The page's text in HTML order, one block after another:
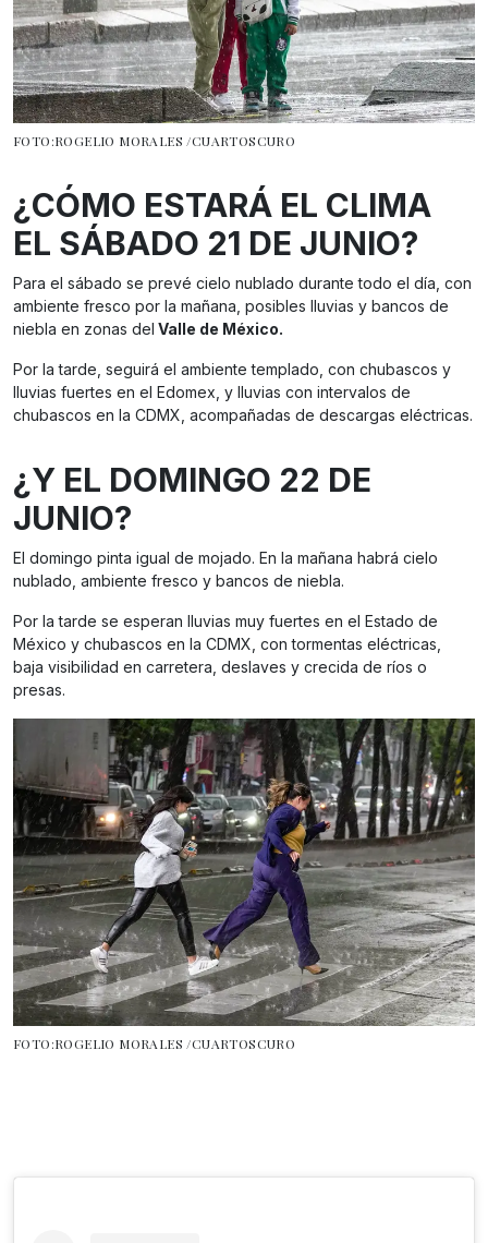
FOTO:ROGELIO MORALES /CUARTOSCURO
¿CÓMO ESTARÁ EL CLIMA
EL SÁBADO 21 DE JUNIO?
Para el sábado se prevé cielo nublado durante todo el día, con
ambiente fresco por la mañana, posibles lluvias y bancos de
niebla en zonas del Valle de México.
Por la tarde, seguirá el ambiente templado, con chubascos y
lluvias fuertes en el Edomex, y lluvias con intervalos de
chubascos en la CDMX, acompañadas de descargas eléctricas.
¿Y EL DOMINGO 22 DE
JUNIO?
El domingo pinta igual de mojado. En la mañana habrá cielo
nublado, ambiente fresco y bancos de niebla.
Por la tarde se esperan lluvias muy fuertes en el Estado de
México y chubascos en la CDMX, con tormentas eléctricas,
baja visibilidad en carretera, deslaves y crecida de ríos o
presas.
FOTO:ROGELIO MORALES /CUARTOSCURO